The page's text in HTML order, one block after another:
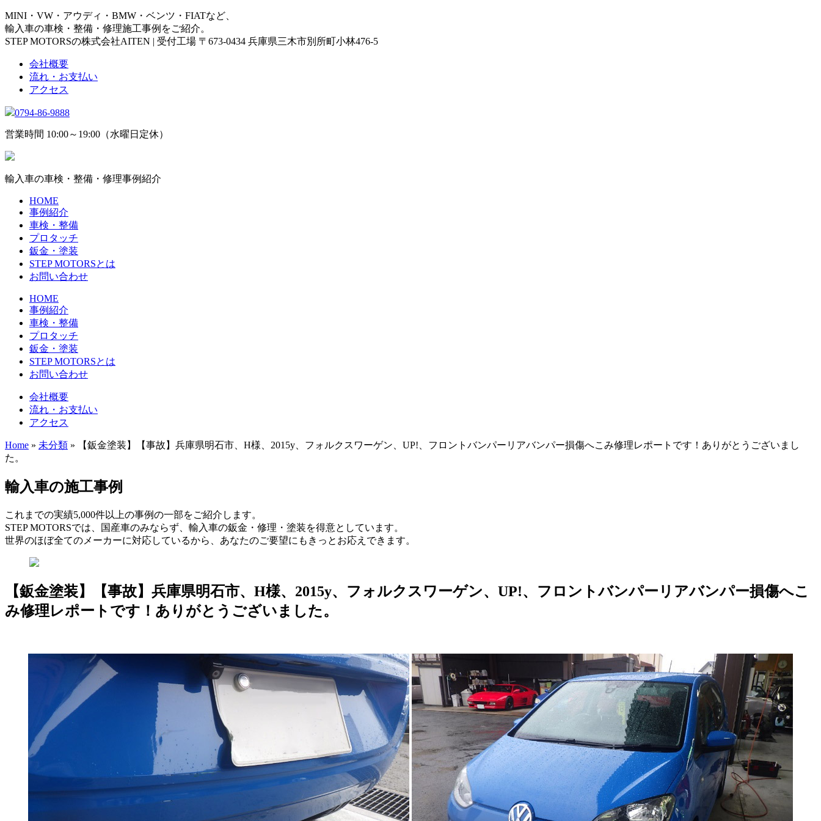
MINI・VW・アウディ・BMW・ベンツ・FIATなど、
輸入車の車検・整備・修理施工事例をご紹介。
STEP MOTORSの株式会社AITEN | 受付工場 〒673-0434 兵庫県三木市別所町小林476-5
会社概要
流れ・お支払い
アクセス
0794-86-9888
営業時間 10:00～19:00（水曜日定休）
輸入車の車検・整備・修理事例紹介
HOME
事例紹介
車検・整備
プロタッチ
鈑金・塗装
STEP MOTORSとは
お問い合わせ
HOME
事例紹介
車検・整備
プロタッチ
鈑金・塗装
STEP MOTORSとは
お問い合わせ
会社概要
流れ・お支払い
アクセス
Home » 未分類 » 【鈑金塗装】【事故】兵庫県明石市、H様、2015y、フォルクスワーゲン、UP!、フロントバンパーリアバンパー損傷へこみ修理レポートです！ありがとうございまし
た。
輸入車の施工事例
これまでの実績5,000件以上の事例の一部をご紹介します。
STEP MOTORSでは、国産車のみならず、輸入車の鈑金・修理・塗装を得意としています。
世界のほぼ全てのメーカーに対応しているから、あなたのご要望にもきっとお応えできます。
【鈑金塗装】【事故】兵庫県明石市、H様、2015y、フォルクスワーゲン、UP!、フロントバンパーリアバンパー損傷へこ
み修理レポートです！ありがとうございました。